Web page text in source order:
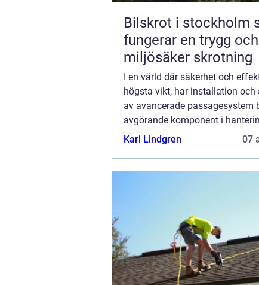
Bilskrot i stockholm så
fungerar en trygg och
miljösäker skrotning
I en värld där säkerhet och
högsta vikt, har installation och
av avancerade passagesystem
avgörande komponent i
byggnaders tillgänglighet.
Karl Lindgren 07